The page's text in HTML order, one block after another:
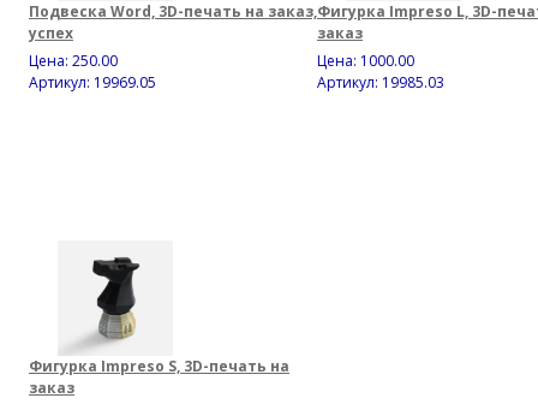
Подвеска Word, 3D-печать на заказ,
успех
Цена: 250.00
Артикул: 19969.05
Фигурка Impreso L, 3D-
заказ
Цена: 1000.00
Артикул: 19985.03
Фигурка Impreso S, 3D-печать на
заказ